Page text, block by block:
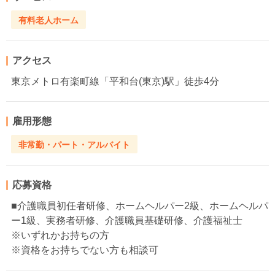
有料老人ホーム
アクセス
東京メトロ有楽町線「平和台(東京)駅」徒歩4分
雇用形態
非常勤・パート・アルバイト
応募資格
■介護職員初任者研修、ホームヘルパー2級、ホームヘルパ
ー1級、実務者研修、介護職員基礎研修、介護福祉士
※いずれかお持ちの方
※資格をお持ちでない方も相談可